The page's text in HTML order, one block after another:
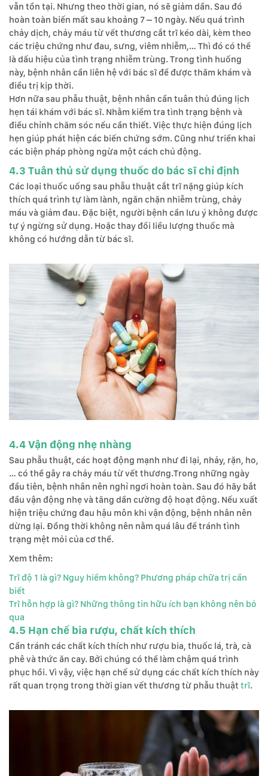
vẫn tồn tại. Nhưng theo thời gian, nó sẽ giảm dần. Sau đó
hoàn toàn biến mất sau khoảng 7 – 10 ngày. Nếu quá trình
chảy dịch, chảy máu từ vết thương cắt trĩ kéo dài, kèm theo
các triệu chứng như đau, sưng, viêm nhiễm,… Thì đó có thể
là dấu hiệu của tình trạng nhiễm trùng. Trong tình huống
này, bệnh nhân cần liên hệ với bác sĩ để được thăm khám và
điều trị kịp thời.
Hơn nữa sau phẫu thuật, bệnh nhân cần tuân thủ đúng lịch
hẹn tái khám với bác sĩ. Nhằm kiểm tra tình trạng bệnh và
điều chỉnh chăm sóc nếu cần thiết. Việc thực hiện đúng lịch
hẹn giúp phát hiện các biến chứng sớm. Cũng như triển khai
các biện pháp phòng ngừa một cách chủ động.
4.3 Tuân thủ sử dụng thuốc do bác sĩ chỉ định
Các loại thuốc uống sau phẫu thuật cắt trĩ nặng giúp kích
thích quá trình tự làm lành, ngăn chặn nhiễm trùng, chảy
máu và giảm đau. Đặc biệt, người bệnh cần lưu ý không được
tự ý ngừng sử dụng. Hoặc thay đổi liều lượng thuốc mà
không có hướng dẫn từ bác sĩ.
4.4 Vận động nhẹ nhàng
Sau phẫu thuật, các hoạt động mạnh như đi lại, nhảy, rặn, ho,
… có thể gây ra chảy máu từ vết thương.Trong những ngày
đầu tiên, bệnh nhân nên nghỉ ngơi hoàn toàn. Sau đó hãy bắt
đầu vận động nhẹ và tăng dần cường độ hoạt động. Nếu xuất
hiện triệu chứng đau hậu môn khi vận động, bệnh nhân nên
dừng lại. Đồng thời không nên nằm quá lâu để tránh tình
trạng mệt mỏi của cơ thể.
Xem thêm:
Trĩ độ 1 là gì? Nguy hiểm không? Phương pháp chữa trị cần
biết
Trĩ hỗn hợp là gì? Những thông tin hữu ích bạn không nên bỏ
qua
4.5 Hạn chế bia rượu, chất kích thích
Cần tránh các chất kích thích như rượu bia, thuốc lá, trà, cà
phê và thức ăn cay. Bởi chúng có thể làm chậm quá trình
phục hồi. Vì vậy, việc hạn chế sử dụng các chất kích thích này
rất quan trọng trong thời gian vết thương từ phẫu thuật trĩ.